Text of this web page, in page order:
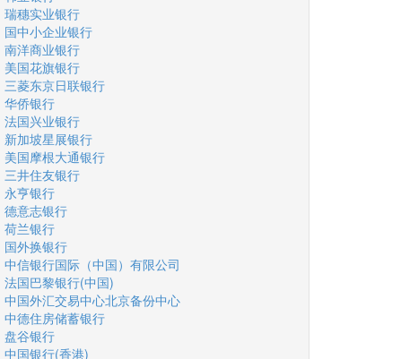
瑞穗实业银行
国中小企业银行
南洋商业银行
美国花旗银行
三菱东京日联银行
华侨银行
法国兴业银行
新加坡星展银行
美国摩根大通银行
三井住友银行
永亨银行
德意志银行
荷兰银行
国外换银行
中信银行国际（中国）有限公司
法国巴黎银行(中国)
中国外汇交易中心北京备份中心
中德住房储蓄银行
盘谷银行
中国银行(香港)